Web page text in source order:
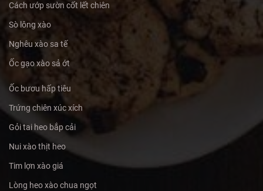
Cách ướp sườn cốt lết chiên
Sò lông xào
Nghêu xào sa tế
Ốc gạo xào sả ớt
Ốc bươu hấp tiêu
Trứng chiên xúc xích
Gỏi tai heo bắp cải
Nui xào thịt heo
Tim lợn xào giá
Lòng heo xào chua ngọt